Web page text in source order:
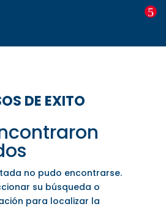
DE EXITO
no pudo encontrarse.
su búsqueda o
para localizar la